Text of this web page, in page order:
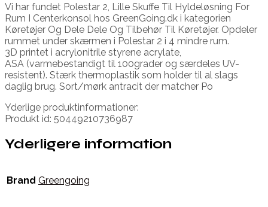
Vi har fundet Polestar 2, Lille Skuffe Til Hyldeløsning For
Rum I Centerkonsol hos GreenGoing.dk i kategorien
Køretøjer Og Dele Dele Og Tilbehør Til Køretøjer. Opdeler
rummet under skærmen i Polestar 2 i 4 mindre rum.
3D printet i acrylonitrile styrene acrylate,
ASA (varmebestandigt til 100grader og særdeles UV-
resistent). Stærk thermoplastik som holder til al slags
daglig brug. Sort/mørk antracit der matcher Po
Yderlige produktinformationer:
Produkt id: 50449210736987
Yderligere information
Brand Greengoing